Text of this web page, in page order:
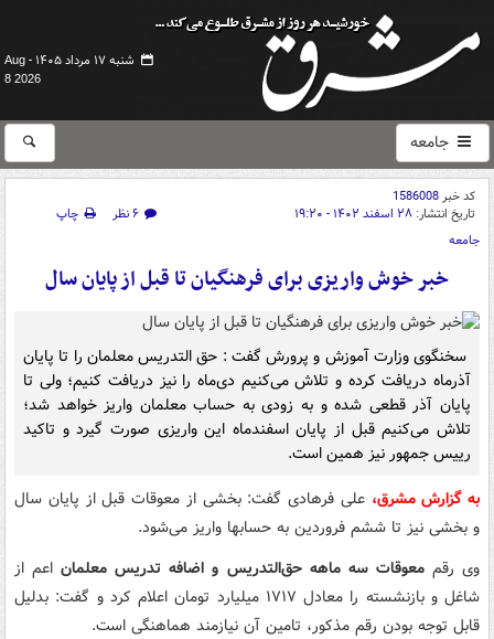
شنبه ۱۷ مرداد ۱۴۰۵ -
Aug
8 2026
جامعه
کد خبر1586008
تاریخ انتشار: ۲۸ اسفند ۱۴۰۲ - ۱۹:۲۰ ۶ نظر
چاپ
جامعه
خبر خوش واریزی برای فرهنگیان تا قبل از پایان سال
سخنگوی وزارت آموزش و پرورش گفت : حق ‌التدریس معلمان را تا پایان
آذرماه دریافت کرده و تلاش می‌کنیم دی‌ماه را نیز دریافت کنیم؛ ولی تا
پایان آذر قطعی شده و به زودی به حساب‌ معلمان واریز خواهد شد؛
تلاش می‌کنیم قبل از پایان اسفندماه این واریزی صورت گیرد و تاکید
رییس جمهور نیز همین است.
به گزارش مشرق،علی فرهادی گفت: بخشی از معوقات قبل از پایان سال
و بخشی نیز تا ششم فروردین به حسابها واریز می‌شود.
وی رقممعوقات سه ماهه حق‌التدریس و اضافه تدریس معلماناعم از
شاغل و بازنشسته را معادل ۱۷۱۷ میلیارد تومان اعلام کرد و گفت: بدلیل
قابل توجه بودن رقم مذکور، تامین آن نیازمند هماهنگی است.